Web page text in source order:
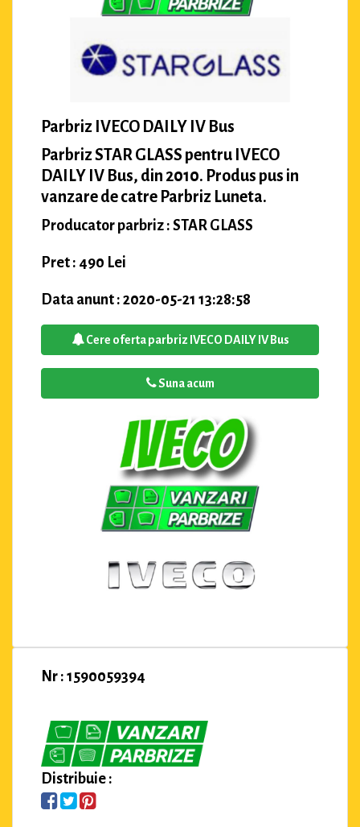
Parbriz IVECO DAILY IV Bus
Parbriz STAR GLASS pentru IVECO
DAILY IV Bus, din 2010. Produs pus in
vanzare de catre Parbriz Luneta.
Producator parbriz : STAR GLASS
Pret : 490 Lei
Data anunt : 2020-05-21 13:28:58
Cere oferta parbriz IVECO DAILY IV Bus
Suna acum
Nr : 1590059394
Distribuie :